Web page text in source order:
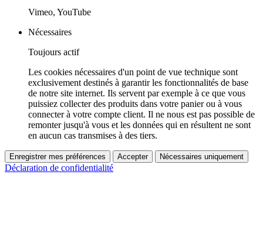
Vimeo, YouTube
Nécessaires
Toujours actif
Les cookies nécessaires d'un point de vue technique sont
exclusivement destinés à garantir les fonctionnalités de base
de notre site internet. Ils servent par exemple à ce que vous
puissiez collecter des produits dans votre panier ou à vous
connecter à votre compte client. Il ne nous est pas possible de
remonter jusqu'à vous et les données qui en résultent ne sont
en aucun cas transmises à des tiers.
Enregistrer mes préférences Accepter Nécessaires uniquement
Déclaration de confidentialité